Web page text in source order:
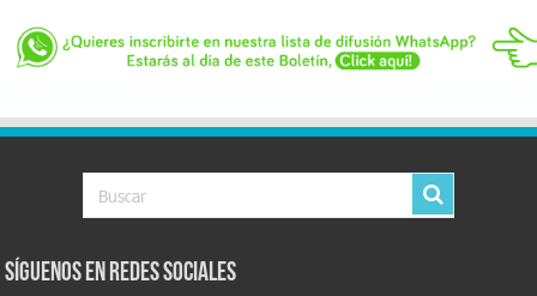
Síguenos en Redes Sociales